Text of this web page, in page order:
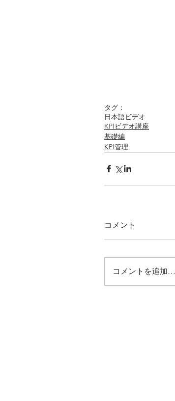
タグ：
日本語ビデオ
KPIビデオ講座
基礎編
KPI管理
コメント
コメントを追加…